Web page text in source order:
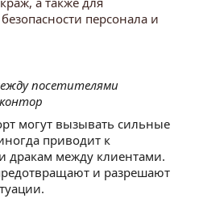
персонала и
посетителями
могут вызывать сильные
приводит к
дракам между клиентами.
и разрешают